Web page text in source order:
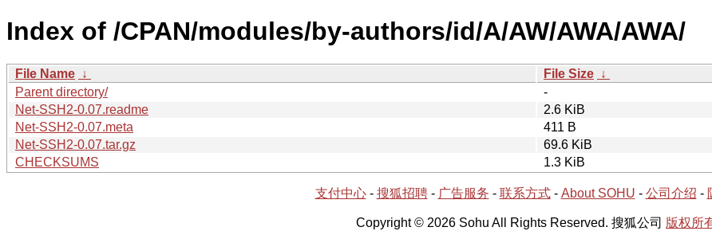
Index of /CPAN/modules/by-authors/id/A/AW/AWA/AWA/
File Name ↓ File Size ↓
Parent directory/
-
Net-SSH2-0.07.readme
2.6 KiB
Net-SSH2-0.07.meta
411 B
Net-SSH2-0.07.tar.gz
69.6 KiB
CHECKSUMS
1.3 KiB
支付中心- 搜狐招聘- 广告服务 - 联系方式- About SOHU - 公司介绍 -
Copyright © 2026 Sohu All Rights Reserved. 搜狐公司 版权所